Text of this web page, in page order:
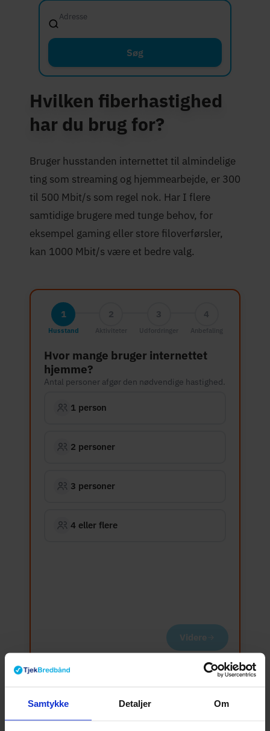
Samtykke Detaljer Om
Adresse
Søg
Hvilken fiberhastighed
har du brug for?
Bruger husstanden internettet til almindelige
ting som streaming og hjemmearbejde, er 300
til 500 Mbit/s som regel nok. Har I flere
samtidige brugere med tunge behov, for
eksempel gaming eller store filoverførsler,
kan 1000 Mbit/s være et bedre valg.
1
Husstand
2
Aktiviteter
3
Udfordringer
4
Anbefaling
Hvor mange bruger internettet
hjemme?
Antal personer afgør den nødvendige hastighed.
1 person
2 personer
3 personer
4 eller flere
Videre
Fordi fibernettet i Horsens primært ejes af én